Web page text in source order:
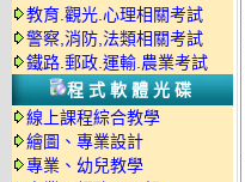
教育.觀光.心理相關考試
警察,消防,法類相關考試
鐵路.郵政.運輸.農業考試
程式軟體光碟
線上課程綜合教學
繪圖、專業設計
專業、幼兒教學